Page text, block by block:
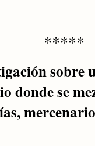
*****
sobre
donde se